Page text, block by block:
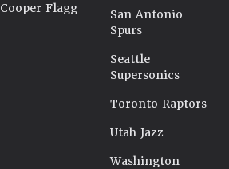
Cooper Flagg
San Antonio
Spurs
Seattle
Supersonics
Toronto Raptors
Utah Jazz
Washington